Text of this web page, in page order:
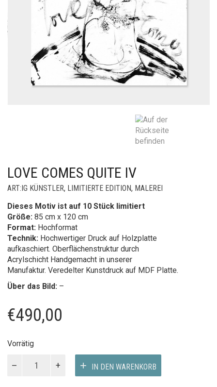
LOVE COMES QUITE IV
ART:IG KÜNSTLER, LIMITIERTE EDITION, MALEREI
Dieses Motiv ist auf 10 Stück limitiert
Größe: 85 cm x 120 cm
Format: Hochformat
Technik: Hochwertiger Druck auf Holzplatte
aufkaschiert. Oberflächenstruktur durch
Acrylschicht Handgemacht in unserer
Manufaktur. Veredelter Kunstdruck auf MDF Platte.
Über das Bild: –
€490,00
Vorrätig
IN DEN WARENKORB